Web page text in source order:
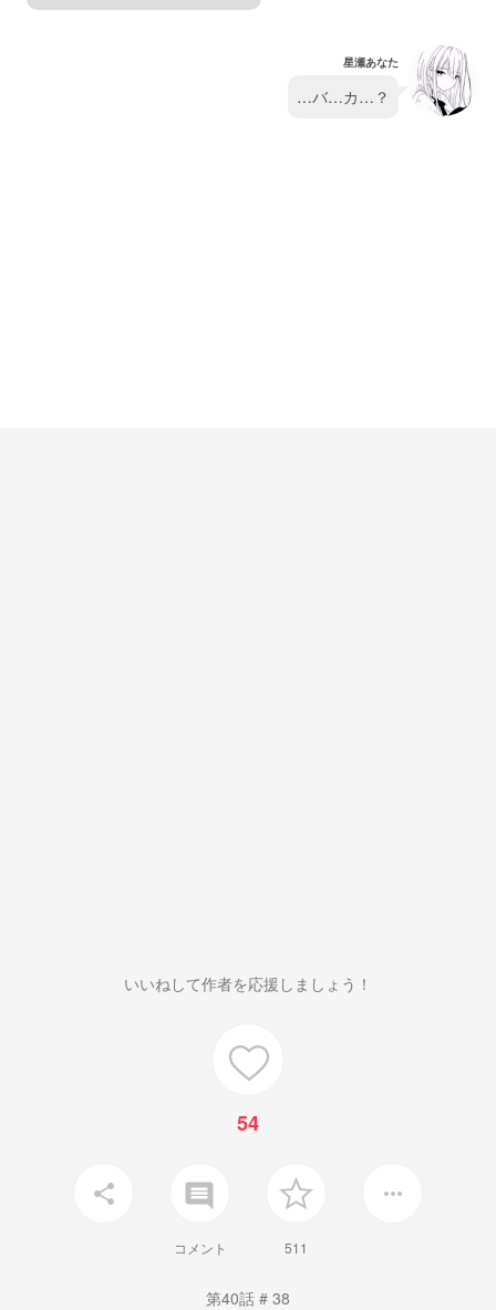
星瀬あなた
…バ…カ…？
いいねして作者を応援しましょう！
54
share insert_comment
コメント 511
more_horiz
第40話 # 38